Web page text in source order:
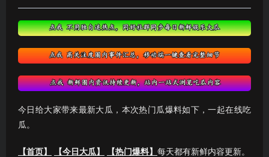
今日给大家带来最新大瓜，本次热门瓜爆料如下，一起在线吃
瓜。
【首页】 【今日大瓜】 【热门爆料】 每天都有新鲜内容更新。